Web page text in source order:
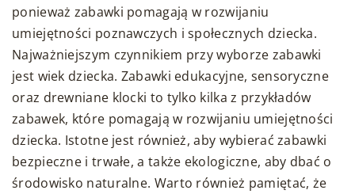
ponieważ zabawki pomagają w rozwijaniu
umiejętności poznawczych i społecznych dziecka.
Najważniejszym czynnikiem przy wyborze zabawki
jest wiek dziecka. Zabawki edukacyjne, sensoryczne
oraz drewniane klocki to tylko kilka z przykładów
zabawek, które pomagają w rozwijaniu umiejętności
dziecka. Istotne jest również, aby wybierać zabawki
bezpieczne i trwałe, a także ekologiczne, aby dbać o
środowisko naturalne. Warto również pamiętać, że